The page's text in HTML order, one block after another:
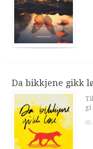
Da bikkjene gikk
gi